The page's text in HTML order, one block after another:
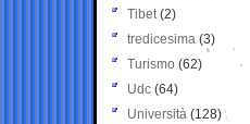
Tibet(2)
tredicesima (3)
Turismo (62)
Udc (64)
Università (128)